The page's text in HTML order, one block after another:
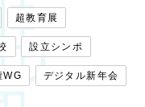
超教育展
設立シンポ
WG デジタル新年会